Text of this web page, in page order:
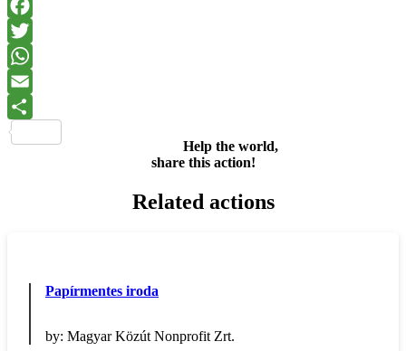
Help the world,
share this action!
Related actions
Papírmentes iroda
by: Magyar Közút Nonprofit Zrt.